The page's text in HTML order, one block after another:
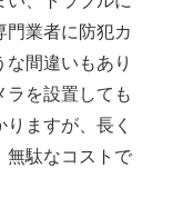
業者に防犯カ
間違いもあり
ラを設置しても
ますが、長く
無駄なコストで